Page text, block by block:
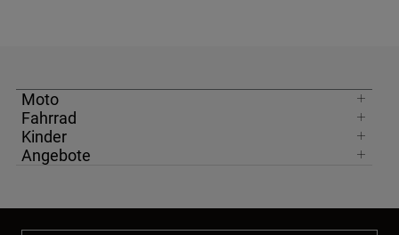
Moto
Fahrrad
Kinder
Angebote